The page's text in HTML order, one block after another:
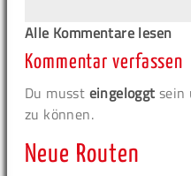
Alle Kommentare lesen
Kommentar verfassen
Du musst eingeloggt sein
zu können.
Neue Routen